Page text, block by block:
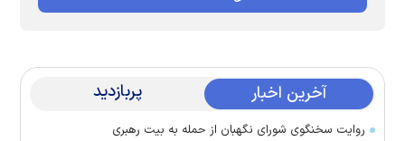
آخرین اخبار پربازدید
روایت سخنگوی شورای نگهبان از حمله به بیت رهبری